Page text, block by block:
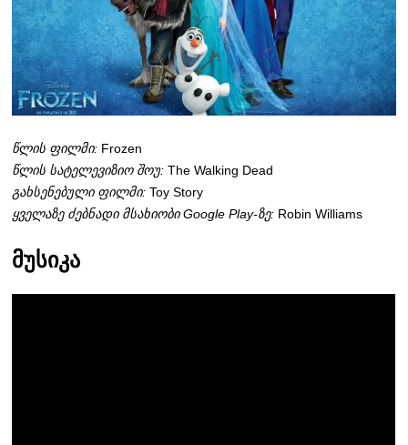
წლის ფილმი: Frozen
წლის სატელევიზიო შოუ: The Walking Dead
გახსენებული ფილმი: Toy Story
ყველაზე ძებნადი მსახიობი Google Play-ზე: Robin Williams
მუსიკა